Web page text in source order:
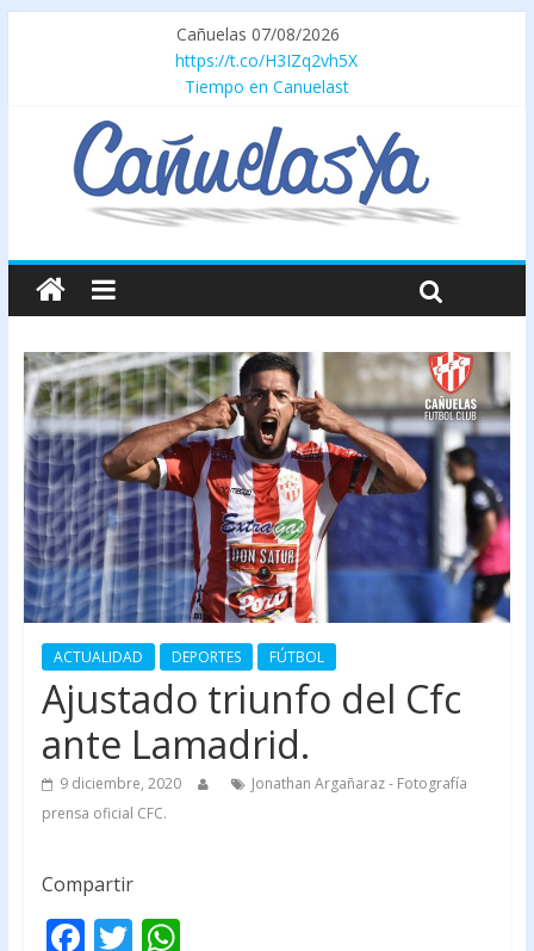
Cañuelas 07/08/2026
https://t.co/H3IZq2vh5X
Tiempo en Canuelast
ACTUALIDAD DEPORTES FÚTBOL
Ajustado triunfo del Cfc
ante Lamadrid.
9 diciembre, 2020
Jonathan Argañaraz - Fotografía
prensa oficial CFC.
Compartir
F T W